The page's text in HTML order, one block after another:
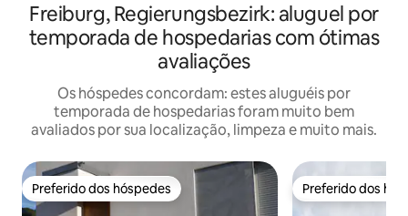
Freiburg, Regierungsbezirk: aluguel por
temporada de hospedarias com ótimas
avaliações
Os hóspedes concordam: estes aluguéis por
temporada de hospedarias foram muito bem
avaliados por sua localização, limpeza e muito mais.
Preferido dos hóspedes
Preferido dos hóspedes Preferido dos
Preferido dos